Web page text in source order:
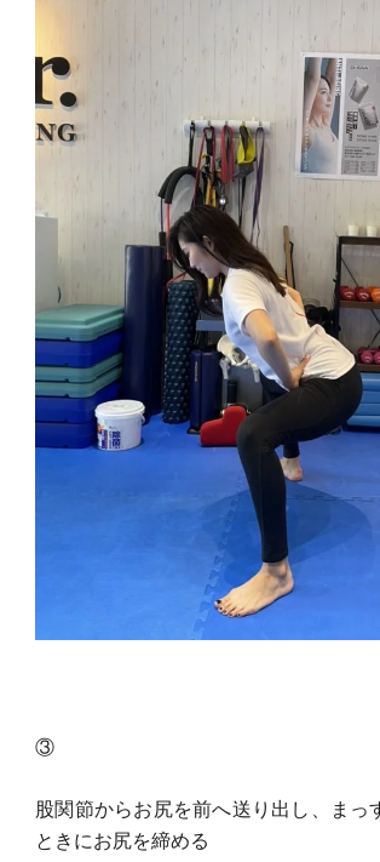
③
股関節からお尻を前へ送り出し、まっ
ときにお尻を締める